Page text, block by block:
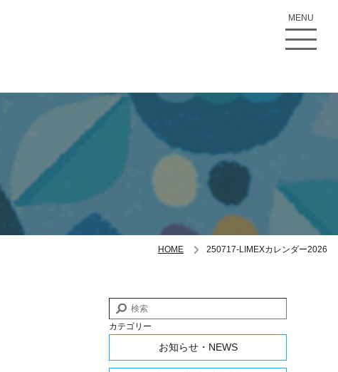
MENU
HOME 250717-LIMEXカレンダー2026
カテゴリー
お知らせ・NEWS